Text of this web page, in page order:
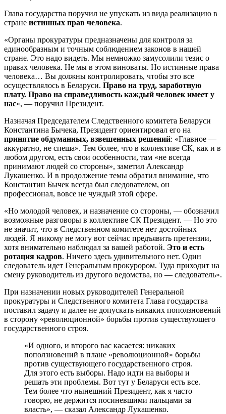
Глава государства поручил не упускать из вида реализацию в
стране истинных прав человека.
«Органы прокуратуры предназначены для контроля за
единообразным и точным соблюдением законов в нашей
стране. Это надо видеть. Мы немножко замусолили тезис о
правах человека. Не мы в этом виноваты. Но истинные права
человека… Вы должны контролировать, чтобы это все
осуществлялось в Беларуси. Право на труд, заработную
плату. Право на справедливость каждый человек имеет у
нас«, — поручил Президент.
Назначая Председателем Следственного комитета Беларуси
Константина Бычека, Президент ориентировал его на
принятие обдуманных, взвешенных решений: «Главное —
аккуратно, не спеша». Тем более, что в коллективе СК, как и в
любом другом, есть свои особенности, там «не всегда
принимают людей со стороны», заметил Александр
Лукашенко. И в продолжение темы обратил внимание, что
Константин Бычек всегда был следователем, он
профессионал, вовсе не чуждый этой сфере.
«Но молодой человек, и назначение со стороны, — обозначил
возможные разговоры в коллективе СК Президент. — Но это
не значит, что в Следственном комитете нет достойных
людей. Я никому не могу вот сейчас предъявить претензии,
хотя внимательно наблюдал за вашей работой. Это и есть
ротация кадров. Ничего здесь удивительного нет. Один
следователь идет Генеральным прокурором. Туда приходит на
смену руководитель из другого ведомства, но — следователь».
При назначении новых руководителей Генеральной
прокуратуры и Следственного комитета Глава государства
поставил задачу и далее не допускать никаких поползновений
в сторону «революционной» борьбы против существующего
государственного строя.
«И одного, и второго вас касается: никаких
поползновений в плане «революционной» борьбы
против существующего государственного строя.
Для этого есть выборы. Надо идти на выборы и
решать эти проблемы. Вот тут у Беларуси есть все.
Тем более что нынешний Президент, как я часто
говорю, не держится посиневшими пальцами за
власть», — сказал Александр Лукашенко.